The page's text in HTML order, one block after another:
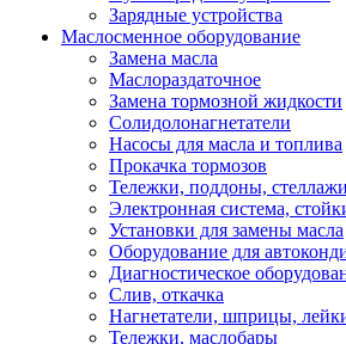
Зарядные устройства
Маслосменное оборудование
Замена масла
Маслораздаточное
Замена тормозной жидкости
Солидолонагнетатели
Насосы для масла и топлива
Прокачка тормозов
Тележки, поддоны, стеллажи
Электронная система,
Установки для замены масла
Оборудование для
Диагностическое
Слив, откачка
Нагнетатели, шприцы,
Тележки, маслобары